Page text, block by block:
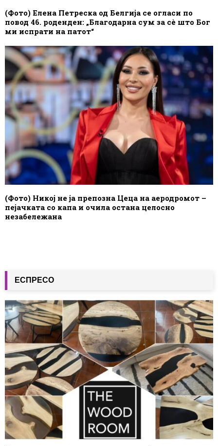
(Фото) Елена Петреска од Белгија се огласи по
повод 46. роденден: „Благодарна сум за сè што Бог
ми испрати на патот“
(Фото) Никој не ја препозна Цеца на аеродромот –
пејачката со капа и очила остана целосно
незабележана
ЕСПРЕСО